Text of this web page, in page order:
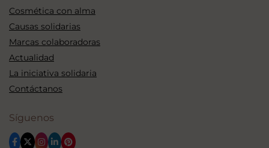
Cosmética con alma
Causas solidarias
Marcas colaboradoras
Actualidad
La iniciativa solidaria
Contáctanos
Síguenos